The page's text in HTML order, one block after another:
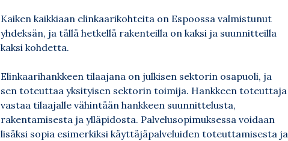
Kaiken kaikkiaan elinkaarikohteita on Espoossa valmistunut
yhdeksän, ja tällä hetkellä rakenteilla on kaksi ja suunnitteilla
kaksi kohdetta.
Elinkaarihankkeen tilaajana on julkisen sektorin osapuoli, ja
sen toteuttaa yksityisen sektorin toimija. Hankkeen toteuttaja
vastaa tilaajalle vähintään hankkeen suunnittelusta,
rakentamisesta ja ylläpidosta. Palvelusopimuksessa voidaan
lisäksi sopia esimerkiksi käyttäjäpalveluiden toteuttamisesta ja